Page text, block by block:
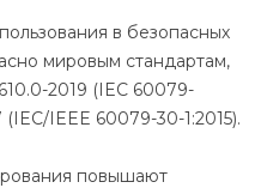
в безопасных
мировым стандартам,
2019 (IEC 60079-
(IEC/IEEE 60079-30-1:2015).
повышают